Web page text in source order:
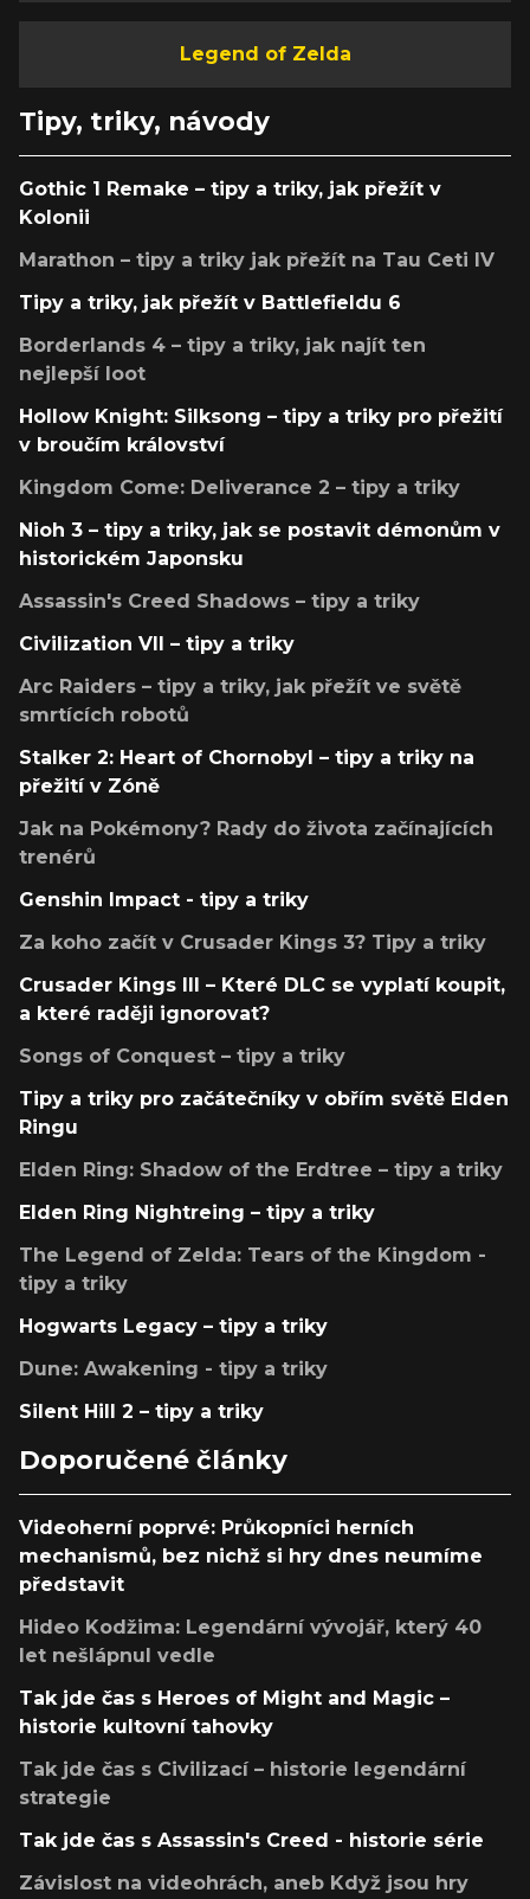
Legend of Zelda
Tipy, triky, návody
Gothic 1 Remake – tipy a triky, jak přežít v
Kolonii
Marathon – tipy a triky jak přežít na Tau Ceti IV
Tipy a triky, jak přežít v Battlefieldu 6
Borderlands 4 – tipy a triky, jak najít ten
nejlepší loot
Hollow Knight: Silksong – tipy a triky pro přežití
v broučím království
Kingdom Come: Deliverance 2 – tipy a triky
Nioh 3 – tipy a triky, jak se postavit démonům v
historickém Japonsku
Assassin's Creed Shadows – tipy a triky
Civilization VII – tipy a triky
Arc Raiders – tipy a triky, jak přežít ve světě
smrtících robotů
Stalker 2: Heart of Chornobyl – tipy a triky na
přežití v Zóně
Jak na Pokémony? Rady do života začínajících
trenérů
Genshin Impact - tipy a triky
Za koho začít v Crusader Kings 3? Tipy a triky
Crusader Kings III – Které DLC se vyplatí koupit,
a které raději ignorovat?
Songs of Conquest – tipy a triky
Tipy a triky pro začátečníky v obřím světě Elden
Ringu
Elden Ring: Shadow of the Erdtree – tipy a triky
Elden Ring Nightreing – tipy a triky
The Legend of Zelda: Tears of the Kingdom -
tipy a triky
Hogwarts Legacy – tipy a triky
Dune: Awakening - tipy a triky
Silent Hill 2 – tipy a triky
Doporučené články
Videoherní poprvé: Průkopníci herních
mechanismů, bez nichž si hry dnes neumíme
představit
Hideo Kodžima: Legendární vývojář, který 40
let nešlápnul vedle
Tak jde čas s Heroes of Might and Magic –
historie kultovní tahovky
Tak jde čas s Civilizací – historie legendární
strategie
Tak jde čas s Assassin's Creed - historie série
Závislost na videohrách, aneb Když jsou hry